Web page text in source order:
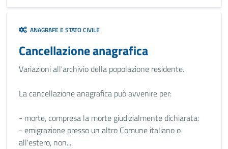
ANAGRAFE E STATO CIVILE
Cancellazione anagrafica
Variazioni all'archivio della popolazione residente.
La cancellazione anagrafica può avvenire per:
- morte, compresa la morte giudizialmente dichiarata:
- emigrazione presso un altro Comune italiano o
all'estero, non...